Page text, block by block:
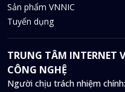
Sản phẩm VNNIC
Tuyển dụng
TRUNG TÂM INTERNET
CÔNG NGHỆ
Người chịu trách nhiệm